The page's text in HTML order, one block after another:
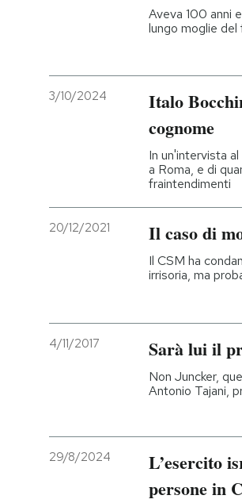
Aveva 100 anni
lungo moglie
3/10/2024
Italo
cognome
In un'intervista
a Roma, e di
fraintendimenti
20/12/2021 Il caso di
Il CSM ha
irrisoria, ma
4/11/2017 Sarà lui il
Non Juncker,
Antonio Tajani,
29/8/2024
L’esercito
persone in